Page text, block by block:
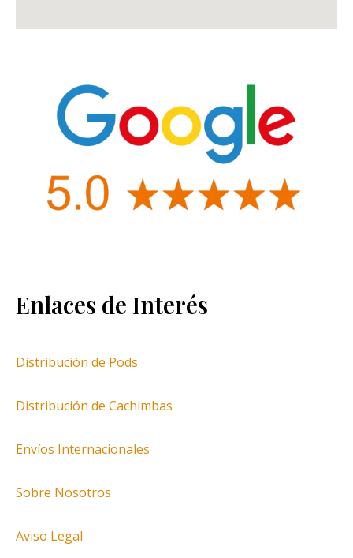
Enlaces de Interés
Distribución de Pods
Distribución de Cachimbas
Envíos Internacionales
Sobre Nosotros
Aviso Legal